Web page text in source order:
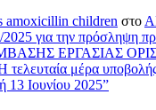
amoxicillin children στο
για την πρόσληψη
ΕΡΓΑΣΙΑΣ
μέρα υποβολής
13 Ιουνίου 2025”